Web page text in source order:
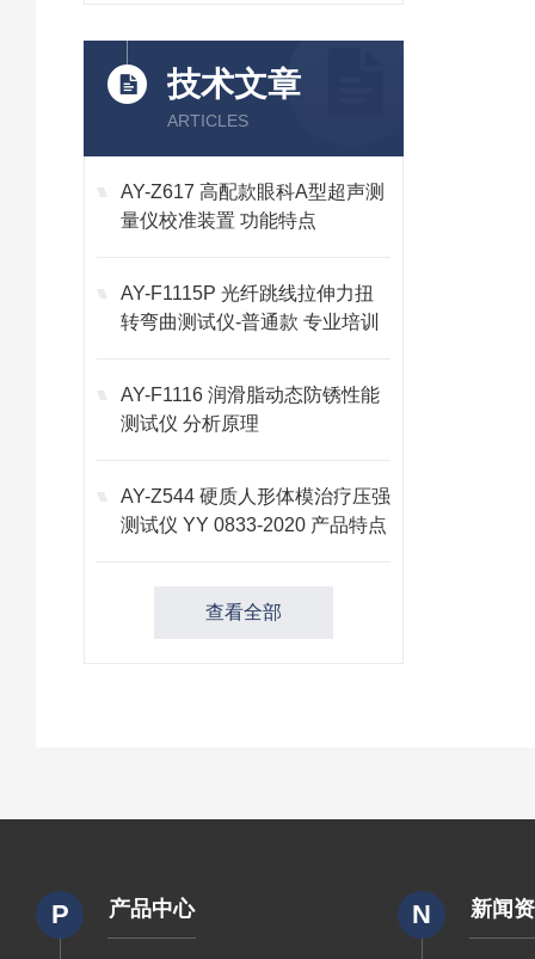
技术文章
ARTICLES
AY-Z617 高配款眼科A型超声测
量仪校准装置 功能特点
AY-F1115P 光纤跳线拉伸力扭
转弯曲测试仪-普通款 专业培训
AY-F1116 润滑脂动态防锈性能
测试仪 分析原理
AY-Z544 硬质人形体模治疗压强
测试仪 YY 0833-2020 产品特点
查看全部
P 产品中心 N 新闻